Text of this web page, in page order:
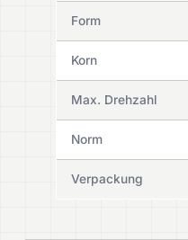
Form
Korn
Max. Drehzahl
Norm
Verpackung